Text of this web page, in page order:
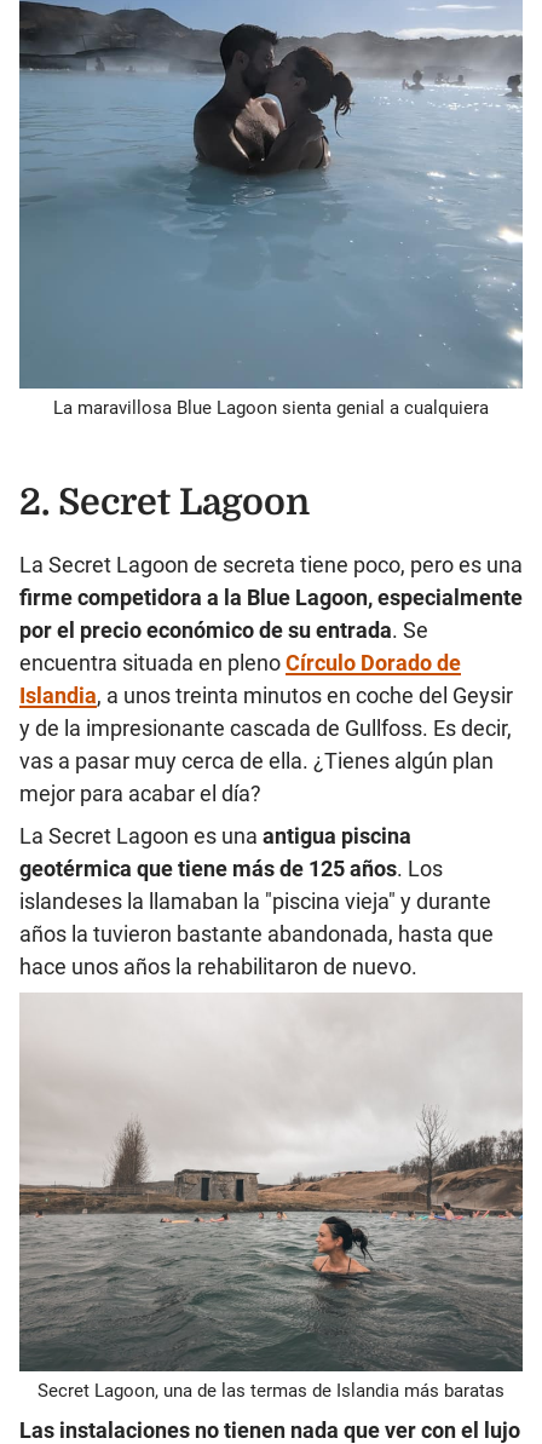
La maravillosa Blue Lagoon sienta genial a cualquiera
2. Secret Lagoon
La Secret Lagoon de secreta tiene poco, pero es una
firme competidora a la Blue Lagoon, especialmente
por el precio económico de su entrada. Se
encuentra situada en plenoCírculo Dorado de
Islandia, a unos treinta minutos en coche del Geysir
y de la impresionante cascada de Gullfoss. Es decir,
vas a pasar muy cerca de ella. ¿Tienes algún plan
mejor para acabar el día?
La Secret Lagoon es una antigua piscina
geotérmica que tiene más de 125 años. Los
islandeses la llamaban la "piscina vieja" y durante
años la tuvieron bastante abandonada, hasta que
hace unos años la rehabilitaron de nuevo.
Secret Lagoon, una de las termas de Islandia más baratas
Las instalaciones no tienen nada que ver con el lujo